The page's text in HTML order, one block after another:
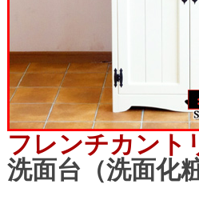
フレンチカント
洗面台（洗面